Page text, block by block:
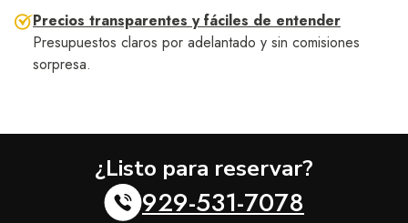
Precios transparentes y fáciles de entender
Presupuestos claros por adelantado y sin comisiones
sorpresa.
¿Listo para reservar?
929-531-7078